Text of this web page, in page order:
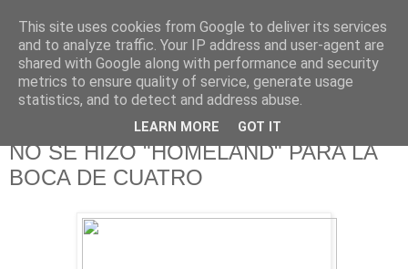
625 RANAS
LA TELEVISIÓN DESDE EL PUNTO DE VISTA BATRACIO
NO SE HIZO "HOMELAND" PARA LA
BOCA DE CUATRO
This site uses cookies from Google to deliver its services
and to analyze traffic. Your IP address and user-agent are
shared with Google along with performance and security
metrics to ensure quality of service, generate usage
statistics, and to detect and address abuse.
LEARN MORE GOT IT